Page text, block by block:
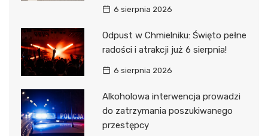
6 sierpnia 2026
Odpust w Chmielniku: Święto pełne
radości i atrakcji już 6 sierpnia!
6 sierpnia 2026
Alkoholowa interwencja prowadzi
do zatrzymania poszukiwanego
przestępcy